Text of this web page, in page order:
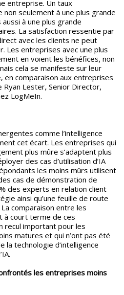
entreprise. Un taux
non seulement à une plus grande
à une plus grande
La satisfaction ressentie par
avec les clients ne peut
Les entreprises avec une plus
en voient les bénéfices, non
cela se manifeste sur leur
en comparaison aux entreprises
Ryan Lester, Senior Director,
LogMeIn.
comme l’intelligence
cet écart. Les entreprises qui
plus mûre s’adaptent plus
des cas d’utilisation d’IA
les moins mûrs utilisent
cas de démonstration de
des experts en relation client
ainsi qu’une feuille de route
comparaison entre les
à court terme de ces
recul important pour les
matures et qui n’ont pas été
technologie d’intelligence
les entreprises moins